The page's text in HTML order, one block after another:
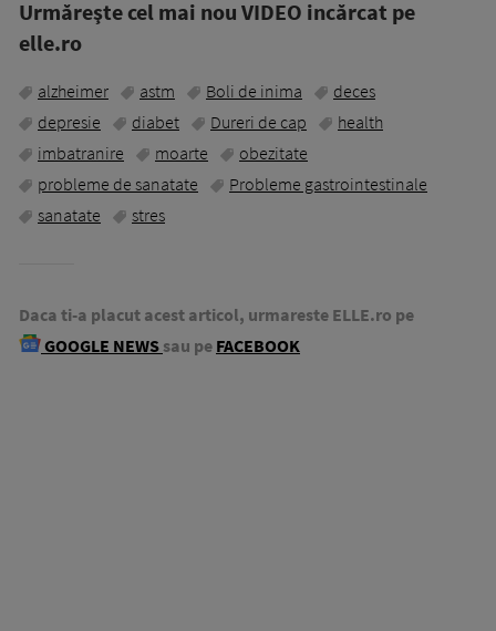
Urmăreşte cel mai nou VIDEO incărcat pe
elle.ro
alzheimer astm Boli de inima
deces
depresie
diabet Dureri de cap
health
imbatranire
moarte
obezitate
probleme de sanatate
Probleme gastrointestinale
sanatate
stres
Daca ti-a placut acest articol, urmareste ELLE.ro pe
GOOGLE NEWS sau pe FACEBOOK